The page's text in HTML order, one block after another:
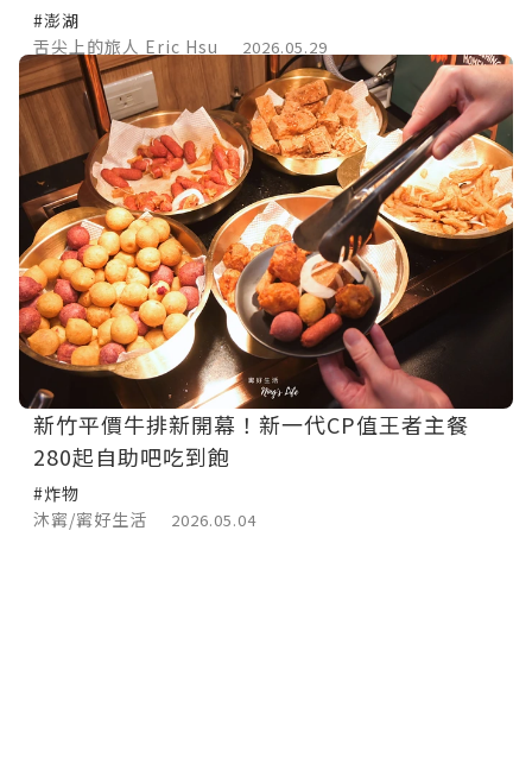
#澎湖
舌尖上的旅人 Eric Hsu
2026.05.29
新竹平價牛排新開幕！新一代CP值王者主餐
280起自助吧吃到飽
#炸物
沐寗/寗好生活
2026.05.04